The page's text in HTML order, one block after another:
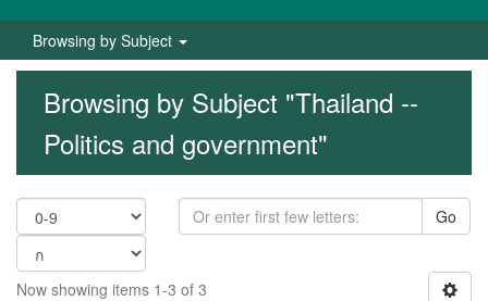
Browsing by Subject
Browsing by Subject "Thailand --
Politics and government"
Go
Now showing items 1-3 of 3